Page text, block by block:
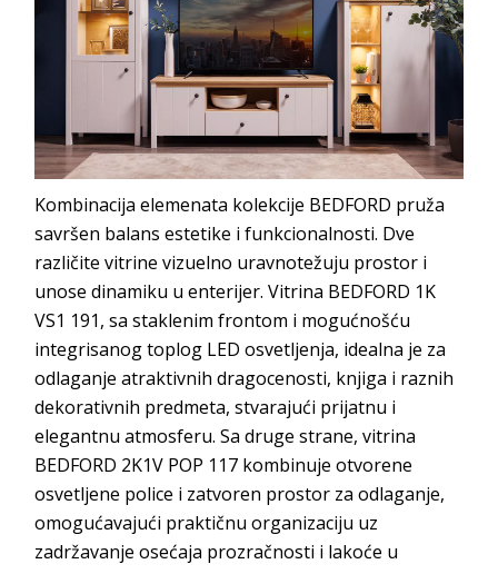
Kombinacija elemenata kolekcije BEDFORD pruža
savršen balans estetike i funkcionalnosti. Dve
različite vitrine vizuelno uravnotežuju prostor i
unose dinamiku u enterijer. Vitrina BEDFORD 1K
VS1 191, sa staklenim frontom i mogućnošću
integrisanog toplog LED osvetljenja, idealna je za
odlaganje atraktivnih dragocenosti, knjiga i raznih
dekorativnih predmeta, stvarajući prijatnu i
elegantnu atmosferu. Sa druge strane, vitrina
BEDFORD 2K1V POP 117 kombinuje otvorene
osvetljene police i zatvoren prostor za odlaganje,
omogućavajući praktičnu organizaciju uz
zadržavanje osećaja prozračnosti i lakoće u